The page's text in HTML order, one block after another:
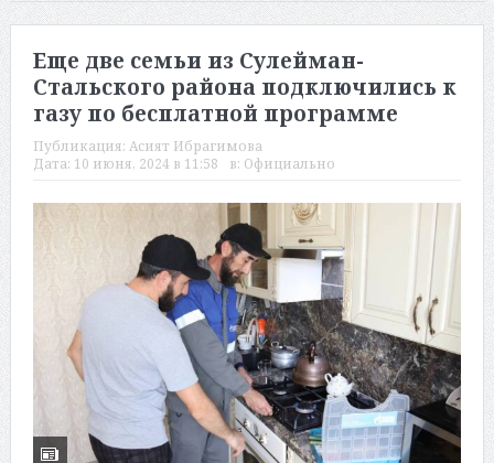
Еще две семьи из Сулейман-
Стальского района подключились к
газу по бесплатной программе
Публикация: Асият Ибрагимова
Дата: 10 июня, 2024 в 11:58 в: Официально